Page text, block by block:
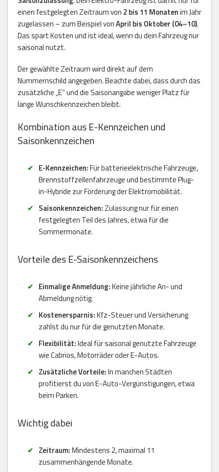
einen festgelegten Zeitraum von 2 bis 11 Monatenim Jahr
zugelassen – zum Beispiel vonApril bis Oktober (04–10).
Das spart Kosten und ist ideal, wenn du dein Fahrzeug nur
saisonal nutzt.
Der gewählte Zeitraum wird direkt auf dem
Nummernschild angegeben. Beachte dabei, dass durch das
zusätzliche „E“ und die Saisonangabe weniger Platz für
lange Wunschkennzeichen bleibt.
Kombination aus E-Kennzeichen und
Saisonkennzeichen
E-Kennzeichen:Für batterieelektrische Fahrzeuge,
Brennstoffzellenfahrzeuge und bestimmte Plug-
in-Hybride zur Förderung der Elektromobilität.
Saisonkennzeichen:Zulassung nur für einen
festgelegten Teil des Jahres, etwa für die
Sommermonate.
Vorteile des E-Saisonkennzeichens
Einmalige Anmeldung:Keine jährliche An- und
Abmeldung nötig.
Kostenersparnis:Kfz-Steuer und Versicherung
zahlst du nur für die genutzten Monate.
Flexibilität:Ideal für saisonal genutzte Fahrzeuge
wie Cabrios, Motorräder oder E-Autos.
Zusätzliche Vorteile:In manchen Städten
profitierst du von E-Auto-Vergünstigungen, etwa
beim Parken.
Wichtig dabei
Zeitraum:Mindestens 2, maximal 11
zusammenhängende Monate.